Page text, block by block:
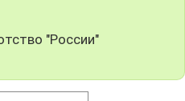
"России"